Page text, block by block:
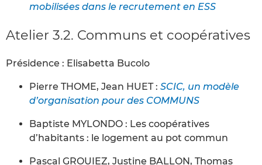
mobilisées dans le recrutement en ESS
Atelier 3.2. Communs et coopératives
Présidence : Elisabetta Bucolo
Pierre THOME, Jean HUET : SCIC, un modèle
d’organisation pour des COMMUNS
Baptiste MYLONDO : Les coopératives
d’habitants : le logement au pot commun
Pascal GROUIEZ, Justine BALLON, Thomas